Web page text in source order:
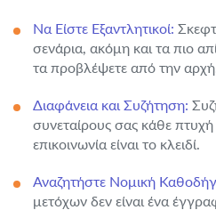
Να Είστε Εξαντλητικοί:
σενάρια, ακόμη και τα πιο
τα προβλέψετε από την
Διαφάνεια και Συζήτηση:
συνεταίρους σας κάθε
επικοινωνία είναι το κλειδί.
Αναζητήστε Νομική
μετόχων δεν είναι ένα